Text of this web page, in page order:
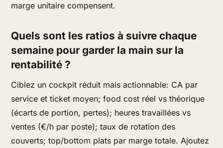
marge unitaire compensent.
Quels sont les ratios à suivre chaque
semaine pour garder la main sur la
rentabilité ?
Ciblez un cockpit réduit mais actionnable: CA par
service et ticket moyen; food cost réel vs théorique
(écarts de portion, pertes); heures travaillées vs
ventes (€/h par poste); taux de rotation des
couverts; top/bottom plats par marge totale. Ajoutez